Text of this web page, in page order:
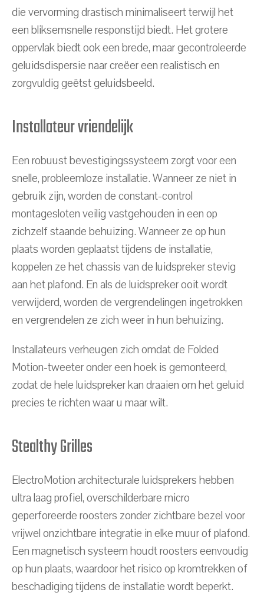
die vervorming drastisch minimaliseert terwijl het
een bliksemsnelle responstijd biedt. Het grotere
oppervlak biedt ook een brede, maar gecontroleerde
geluidsdispersie naar creëer een realistisch en
zorgvuldig geëtst geluidsbeeld.
Installateur vriendelijk
Een robuust bevestigingssysteem zorgt voor een
snelle, probleemloze installatie. Wanneer ze niet in
gebruik zijn, worden de constant-control
montagesloten veilig vastgehouden in een op
zichzelf staande behuizing. Wanneer ze op hun
plaats worden geplaatst tijdens de installatie,
koppelen ze het chassis van de luidspreker stevig
aan het plafond. En als de luidspreker ooit wordt
verwijderd, worden de vergrendelingen ingetrokken
en vergrendelen ze zich weer in hun behuizing.
Installateurs verheugen zich omdat de Folded
Motion-tweeter onder een hoek is gemonteerd,
zodat de hele luidspreker kan draaien om het geluid
precies te richten waar u maar wilt.
Stealthy Grilles
ElectroMotion architecturale luidsprekers hebben
ultra laag profiel, overschilderbare micro
geperforeerde roosters zonder zichtbare bezel voor
vrijwel onzichtbare integratie in elke muur of plafond.
Een magnetisch systeem houdt roosters eenvoudig
op hun plaats, waardoor het risico op kromtrekken of
beschadiging tijdens de installatie wordt beperkt.